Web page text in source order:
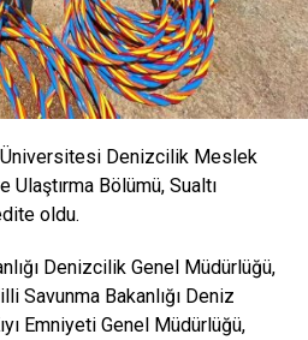
Denizcilik Meslek
Bölümü, Sualtı
oldu.
Denizcilik Genel Müdürlüğü,
Savunma Bakanlığı Deniz
Emniyeti Genel Müdürlüğü,